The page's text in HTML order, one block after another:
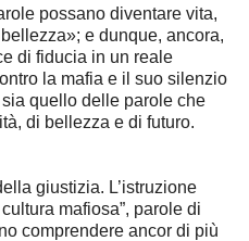
possano diventare vita,
e dunque, ancora,
di fiducia in un reale
la mafia e il suo silenzio
quello delle parole che
di bellezza e di futuro.
giustizia. L’istruzione
mafiosa”, parole di
comprendere ancor di più